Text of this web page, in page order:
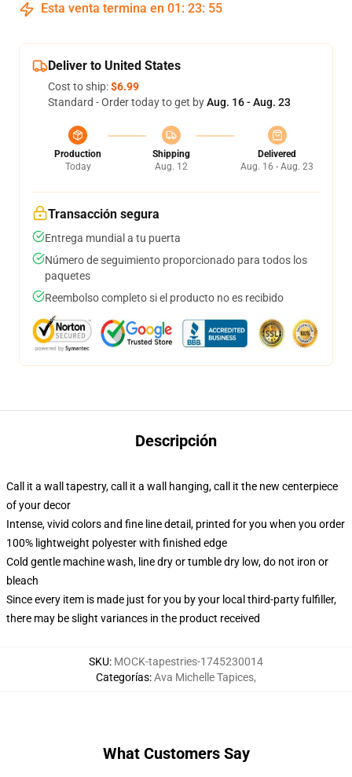
Esta venta termina en 01 : 23: 54
Deliver to United States
Cost to ship:$6.99
Standard - Order today to get byAug. 16 - Aug. 23
Production
Today
Shipping
Aug. 12
Delivered
Aug. 16 - Aug. 23
Transacción segura
Entrega mundial a tu puerta
Número de seguimiento proporcionado para todos los
paquetes
Reembolso completo si el producto no es recibido
Descripción
Call it a wall tapestry, call it a wall hanging, call it the new centerpiece
of your decor
Intense, vivid colors and fine line detail, printed for you when you order
100% lightweight polyester with finished edge
Cold gentle machine wash, line dry or tumble dry low, do not iron or
bleach
Since every item is made just for you by your local third-party fulfiller,
there may be slight variances in the product received
SKU: MOCK-tapestries-1745230014
Categorías:Ava Michelle Tapices,
What Customers Say